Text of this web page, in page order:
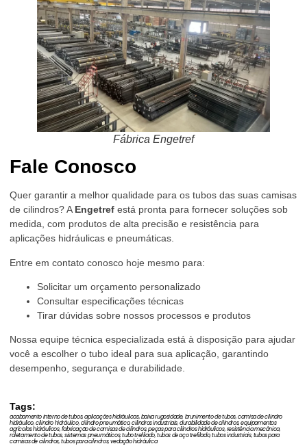
Fábrica Engetref
Fale Conosco
Quer garantir a melhor qualidade para os tubos das suas camisas
de cilindros? AEngetref está pronta para fornecer soluções sob
medida, com produtos de alta precisão e resistência para
aplicações hidráulicas e pneumáticas.
Entre em contato conosco hoje mesmo para:
Solicitar um orçamento personalizado
Consultar especificações técnicas
Tirar dúvidas sobre nossos processos e produtos
Nossa equipe técnica especializada está à disposição para ajudar
você a escolher o tubo ideal para sua aplicação, garantindo
desempenho, segurança e durabilidade.
Tags:
acabamento interno de tubos,aplicações hidráulicas,baixa rugosidade, brunimento de tubos,camisa de cilindro
hidráulico,cilindro hidráulico,cilindro pneumático,cilindros industriais,durabilidade de cilindros,equipamentos
agrícolas hidráulicos,fabricação de camisas de cilindros,peças para cilindros hidráulicos,resistência mecânica,
roletamento de tubos,sistemas pneumáticos,tubo trefilado,tubos de aço trefilado,tubos industriais,tubos para
camisas de cilindros,tubos para cilindros,vedação hidráulica